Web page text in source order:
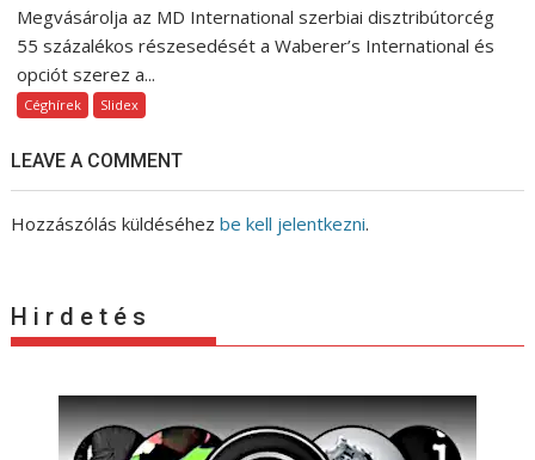
Megvásárolja az MD International szerbiai disztribútorcég
55 százalékos részesedését a Waberer’s International és
opciót szerez a...
Céghírek Slidex
LEAVE A COMMENT
Hozzászólás küldéséhezbe kell jelentkezni.
H i r d e t é s